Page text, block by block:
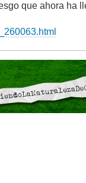
que ahora ha